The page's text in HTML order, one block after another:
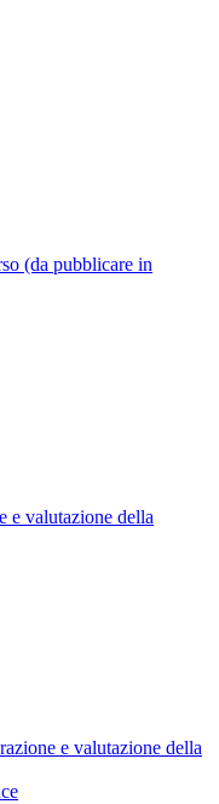
(da pubblicare in
e valutazione della
e valutazione della